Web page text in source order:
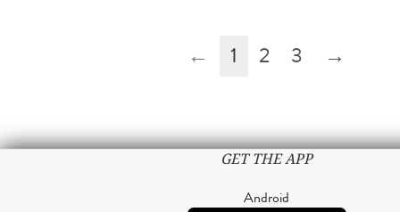
← 1 2 3 →
GET THE APP
Android